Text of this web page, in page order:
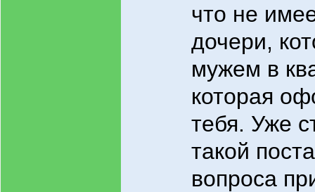
что не
дочери,
мужем в
которая
тебя. Уже
такой
вопроса